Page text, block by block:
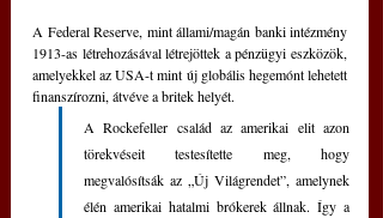
A Federal Reserve, mint állami/magán banki intézmény
1913-as létrehozásával létrejöttek a pénzügyi eszközök,
amelyekkel az USA-t mint új globális hegemónt lehetett
finanszírozni, átvéve a britek helyét.
A Rockefeller család az amerikai elit azon
törekvéseit testesítette meg, hogy
megvalósítsák az „Új Világrendet”, amelynek
élén amerikai hatalmi brókerek állnak. Így a